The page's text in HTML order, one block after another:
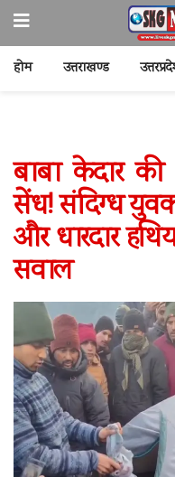
होम उत्तराखण्ड
बाबा केदार
सेंध! संदिग्ध
और धारदार
सवाल